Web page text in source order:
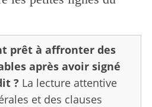
prêt à affronter des
après avoir signé
? La lecture attentive
et des clauses